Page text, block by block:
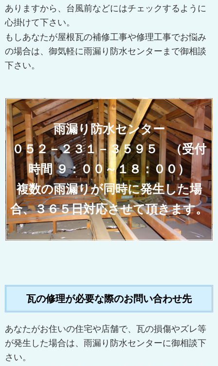
ありますから、台風前などにはチェックするように
心掛けて下さい。
もしあなたが屋根瓦の補修工事や修理工事でお悩み
の場合は、御気軽に雨漏り防水センターまで御相談
下さい。
雨漏り防水センター
０５２－２３１－３５９５ （受付
時間 ９：００～１８：００）
複数の雨漏りが同時に発生した場
合、３６５日対応させて頂きます。
瓦の修理が必要な際のお問い合わせ先
あなたがお住いの住宅や店舗で、瓦の損傷やズレ等
が発生した場合は、雨漏り防水センターに御相談下
さい。